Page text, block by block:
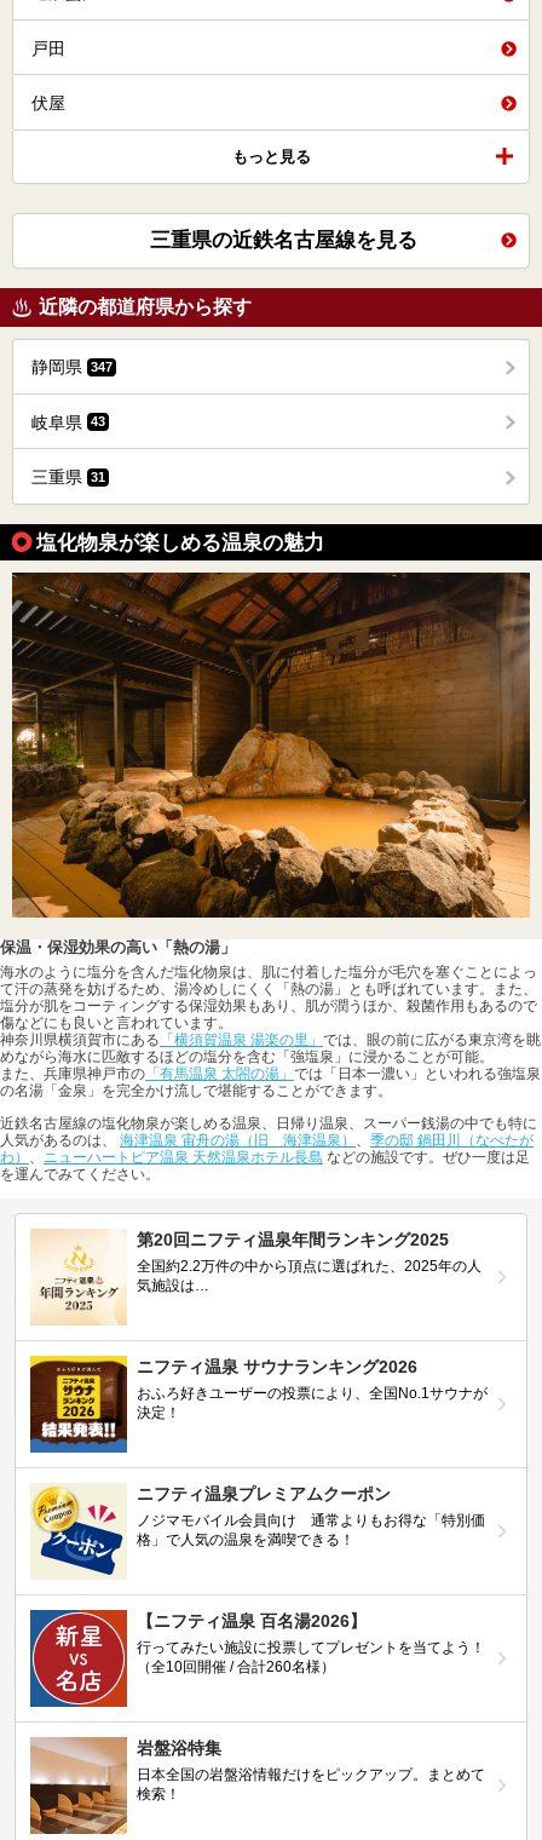
戸田
伏屋
もっと見る
三重県の近鉄名古屋線を見る
近隣の都道府県から探す
静岡県 347
岐阜県 43
三重県 31
塩化物泉が楽しめる温泉の魅力
保温・保湿効果の高い「熱の湯」
海水のように塩分を含んだ塩化物泉は、肌に付着した塩分が毛穴を塞ぐことによっ
て汗の蒸発を妨げるため、湯冷めしにくく「熱の湯」とも呼ばれています。また、
塩分が肌をコーティングする保湿効果もあり、肌が潤うほか、殺菌作用もあるので
傷などにも良いと言われています。
神奈川県横須賀市にある 「横須賀温泉 湯楽の里」 では、眼の前に広がる東京湾を眺
めながら海水に匹敵するほどの塩分を含む「強塩泉」に浸かることが可能。
また、兵庫県神戸市の 「有馬温泉 太閤の湯」 では「日本一濃い」といわれる強塩泉
の名湯「金泉」を完全かけ流しで堪能することができます。
近鉄名古屋線の塩化物泉が楽しめる温泉、日帰り温泉、スーパー銭湯の中でも特に
人気があるのは、 海津温泉 宙舟の湯（旧 海津温泉）
季の邸 鍋田川（なべたが
わ）
ニューハートピア温泉 天然温泉ホテル長島 などの施設です。ぜひ一度は足
を運んでみてください。
第20回ニフティ温泉年間ランキング2025
全国約2.2万件の中から頂点に選ばれた、2025年の人
気施設は…
ニフティ温泉 サウナランキング2026
おふろ好きユーザーの投票により、全国No.1サウナが
決定！
ニフティ温泉プレミアムクーポン
ノジマモバイル会員向け 通常よりもお得な「特別価
格」で人気の温泉を満喫できる！
【ニフティ温泉 百名湯2026】
行ってみたい施設に投票してプレゼントを当てよう！
（全10回開催 / 合計260名様）
岩盤浴特集
日本全国の岩盤浴情報だけをピックアップ。まとめて
検索！